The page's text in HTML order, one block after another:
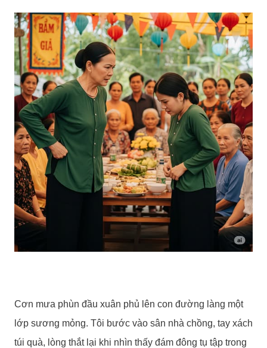
Cơn mưa phùn đầu xuân phủ lên con đường làng một
lớp sương mỏng. Tôi bước vào sân nhà chồng, tay xách
túi quà, lòng thắt lại khi nhìn thấy đám đông tụ tập trong